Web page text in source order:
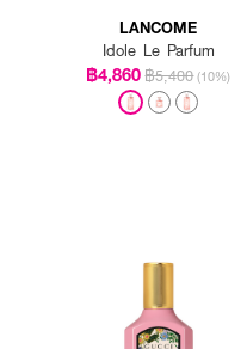
LANCOME
Idole Le Parfum
฿4,860฿5,400 (10%)